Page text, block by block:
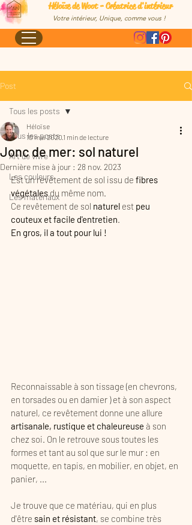
Héloïse de Woot - Créatrice d'intérieur
Votre intérieur, Unique, comme vous !
Post
Tous les posts
Art de vivre
Les couleurs
Les matériaux
Tous les posts
Jonc de mer: sol naturel
Héloïse
10 mai 2020 1 min de lecture
Dernière mise à jour : 28 nov. 2023
Est un revêtement de sol issu de fibres
végétales du même nom.
Ce revêtement de sol naturel est peu
couteux et facile d'entretien.
En gros, il a tout pour lui !
Reconnaissable à son tissage (en chevrons,
en torsades ou en damier ) et à son aspect
naturel, ce revêtement donne une allure
artisanale, rustique et chaleureuse à son
chez soi. On le retrouve sous toutes les
formes et tant au sol que sur le mur : en
moquette, en tapis, en mobilier, en objet, en
panier, ...
Je trouve que ce matériau, qui en plus
d'être sain et résistant, se combine très